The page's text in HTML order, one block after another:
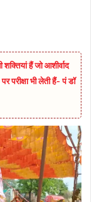
शक्तियां हैं जो आशीर्वाद
परीक्षा भी लेती हैं- पं डॉ